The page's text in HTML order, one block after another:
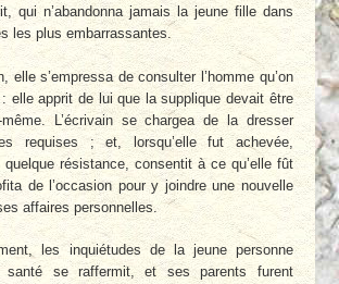
qui n’abandonna jamais la jeune fille dans
les plus embarrassantes.
elle s’empressa de consulter l’homme qu’on
elle apprit de lui que la supplique devait être
L’écrivain se chargea de la dresser
requises ; et, lorsqu’elle fut achevée,
quelque résistance, consentit à ce qu’elle fût
de l’occasion pour y joindre une nouvelle
affaires personnelles.
les inquiétudes de la jeune personne
santé se raffermit, et ses parents furent